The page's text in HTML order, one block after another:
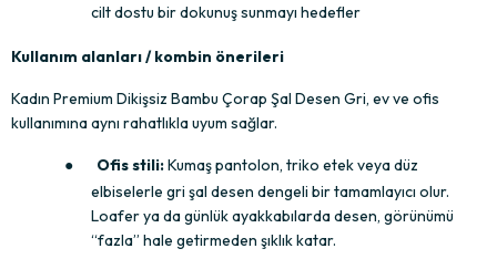
cilt dostu bir dokunuş sunmayı hedefler
Kullanım alanları / kombin önerileri
Kadın Premium Dikişsiz Bambu Çorap Şal Desen Gri, ev ve ofis
kullanımına aynı rahatlıkla uyum sağlar.
● Ofis stili: Kumaş pantolon, triko etek veya düz
elbiselerle gri şal desen dengeli bir tamamlayıcı olur.
Loafer ya da günlük ayakkabılarda desen, görünümü
“fazla” hale getirmeden şıklık katar.